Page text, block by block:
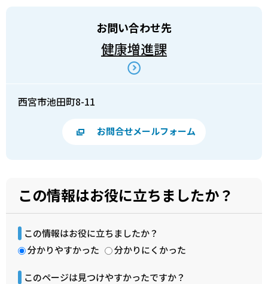
お問い合わせ先
健康増進課
西宮市池田町8-11
お問合せメールフォーム
この情報はお役に立ちましたか？
この情報はお役に立ちましたか？
分かりやすかった
分かりにくかった
このページは見つけやすかったですか？